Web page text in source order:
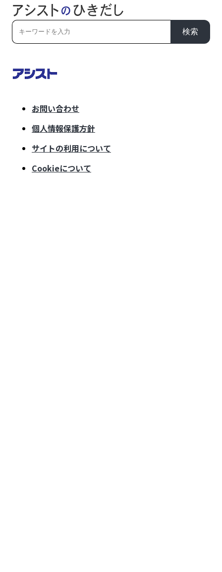
検索
お問い合わせ
個人情報保護方針
サイトの利用について
Cookieについて